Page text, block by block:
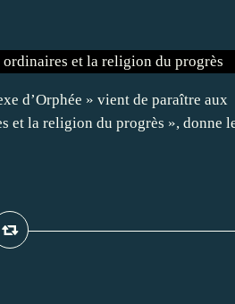
d’Orphée » vient de paraître aux
et la religion du progrès », donne